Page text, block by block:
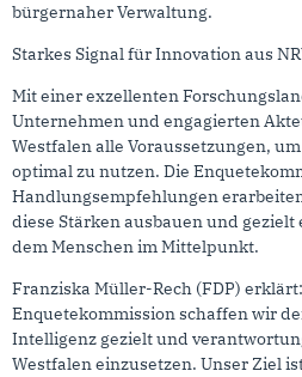
bürgernaher Verwaltung.
Starkes Signal für Innovation aus
Mit einer exzellenten
Unternehmen und engagierten
Westfalen alle Voraussetzungen,
optimal zu nutzen. Die
Handlungsempfehlungen
diese Stärken ausbauen und
dem Menschen im Mittelpunkt.
Franziska Müller-Rech (FDP)
Enquetekommission schaffen wir
Intelligenz gezielt und
Westfalen einzusetzen. Unser Ziel